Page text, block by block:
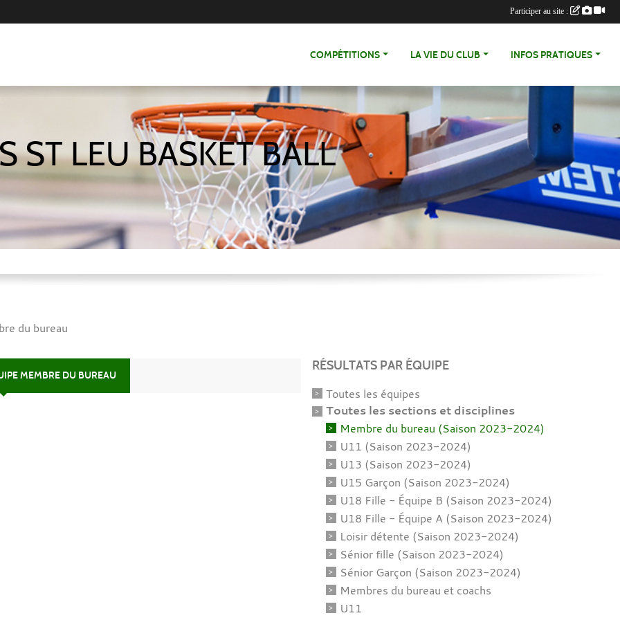
COMPÉTITIONS LA VIE DU CLUB INFOS PRATIQUES
ST LEU BASKET BALL
du bureau
MEMBRE DU BUREAU
RÉSULTATS PAR ÉQUIPE
Toutes les équipes
Toutes les sections et disciplines
Membre du bureau (Saison 2023-2024)
U11 (Saison 2023-2024)
U13 (Saison 2023-2024)
U15 Garçon (Saison 2023-2024)
U18 Fille - Équipe B (Saison 2023-2024)
U18 Fille - Équipe A (Saison 2023-2024)
Loisir détente (Saison 2023-2024)
Sénior fille (Saison 2023-2024)
Sénior Garçon (Saison 2023-2024)
Membres du bureau et coachs
U11
Participer au site :